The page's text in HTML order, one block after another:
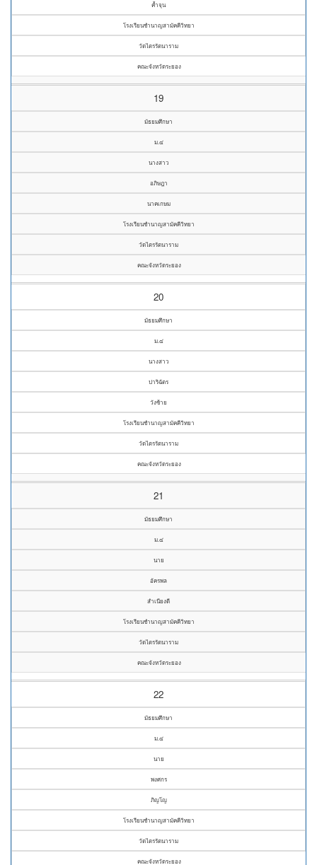
ค้ำจุน
โรงเรียนชำนาญสามัคคีวิทยา
วัดไตรรัตนาราม
คณะจังหวัดระยอง
19
มัธยมศึกษา
ม.๔
นางสาว
อภิษฎา
นาคเกษม
โรงเรียนชำนาญสามัคคีวิทยา
วัดไตรรัตนาราม
คณะจังหวัดระยอง
20
มัธยมศึกษา
ม.๔
นางสาว
ปาริฉัตร
วังซ้าย
โรงเรียนชำนาญสามัคคีวิทยา
วัดไตรรัตนาราม
คณะจังหวัดระยอง
21
มัธยมศึกษา
ม.๔
นาย
อัครพล
สำเนียงดี
โรงเรียนชำนาญสามัคคีวิทยา
วัดไตรรัตนาราม
คณะจังหวัดระยอง
22
มัธยมศึกษา
ม.๔
นาย
พงศกร
ภิญโญ
โรงเรียนชำนาญสามัคคีวิทยา
วัดไตรรัตนาราม
คณะจังหวัดระยอง